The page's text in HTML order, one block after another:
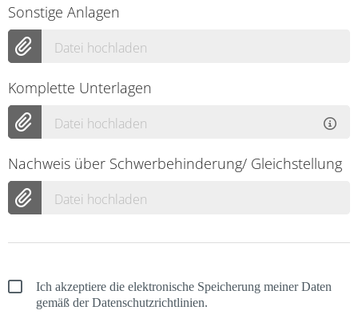
Sonstige Anlagen
Datei hochladen
Komplette Unterlagen
Datei hochladen
Nachweis über Schwerbehinderung/ Gleichstellung
Datei hochladen
Ich akzeptiere die elektronische Speicherung meiner Daten
gemäß der Datenschutzrichtlinien.